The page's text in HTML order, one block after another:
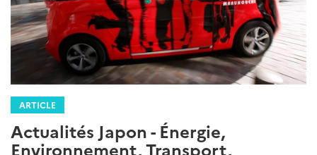
ARTICLE
Actualités Japon - Énergie,
Environnement, Transport,
Construction - Octobre 2018 (II)
Rédigé par : Pôle Développement durable - SER de Tokyo
octobre 2018